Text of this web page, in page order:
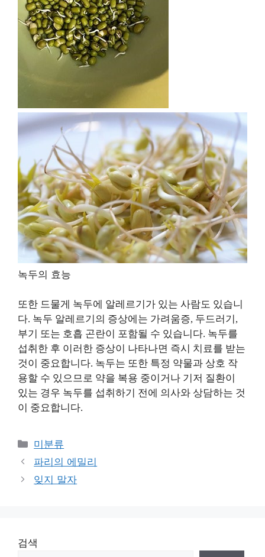
녹두의 효능
또한 드물게 녹두에 알레르기가 있는 사람도 있습니
다. 녹두 알레르기의 증상에는 가려움증, 두드러기,
부기 또는 호흡 곤란이 포함될 수 있습니다. 녹두를
섭취한 후 이러한 증상이 나타나면 즉시 치료를 받는
것이 중요합니다. 녹두는 또한 특정 약물과 상호 작
용할 수 있으므로 약을 복용 중이거나 기저 질환이
있는 경우 녹두를 섭취하기 전에 의사와 상담하는 것
이 중요합니다.
Categories
미분류
파리의 에밀리
잊지 말자
검색